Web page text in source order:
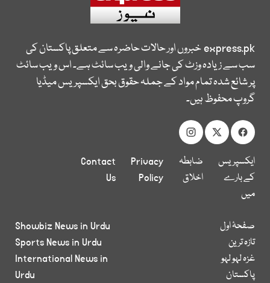
express.pkخبروں اور حالات حاضرہ سے متعلق پاکستان کی
سب سے زیادہ وزٹ کی جانے والی ویب سائٹ ہے۔ اس ویب سائٹ
پر شائع شدہ تمام مواد کے جملہ حقوق بحق ایکسپریس میڈیا
گروپ محفوظ ہیں۔
ایکسپریس
کے بارے
میں
ضابطہ
اخلاق
Privacy
Policy
Contact
Us
صفحۂ اول
تازہ ترین
غزہ لہو لہو
پاکستان
Showbiz News in Urdu
Sports News in Urdu
International News in
Urdu